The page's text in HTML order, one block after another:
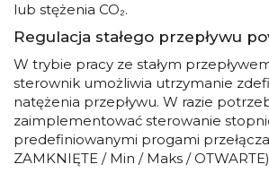
lub stężenia CO₂.
Regulacja stałego przepływu
W trybie pracy ze stałym
sterownik umożliwia utrzymanie
natężenia przepływu. W razie
zaimplementować sterowanie
predefiniowanymi progami
ZAMKNIĘTE / Min / Maks /